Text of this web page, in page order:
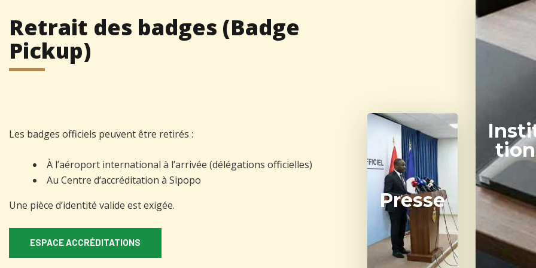
Retrait des badges (Badge
Pickup)
Les badges officiels peuvent être retirés :
À l’aéroport international à l’arrivée (délégations officielles)
Au Centre d’accréditation à Sipopo
Une pièce d’identité valide est exigée.
ESPACE ACCRÉDITATIONS
Presse